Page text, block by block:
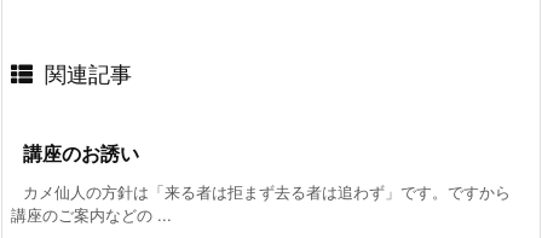
関連記事
講座のお誘い
カメ仙人の方針は「来る者は拒まず去る者は追わず」です。ですから
講座のご案内などの ...